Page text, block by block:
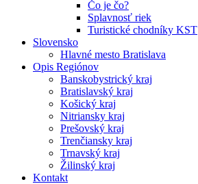
Čo je čo?
Splavnosť riek
Turistické chodníky KST
Slovensko
Hlavné mesto Bratislava
Opis Regiónov
Banskobystrický kraj
Bratislavský kraj
Košický kraj
Nitriansky kraj
Prešovský kraj
Trenčiansky kraj
Trnavský kraj
Žilinský kraj
Kontakt